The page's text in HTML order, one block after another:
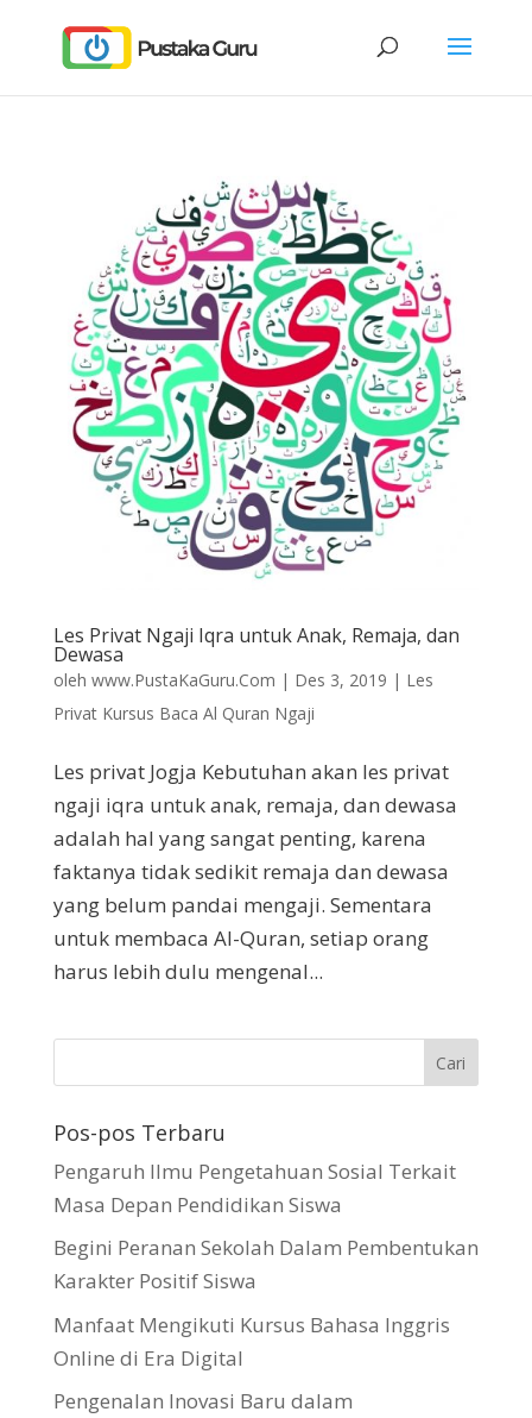
Les Privat Ngaji Iqra untuk Anak, Remaja, dan
Dewasa
oleh www.PustaKaGuru.Com | Des 3, 2019 | Les
Privat Kursus Baca Al Quran Ngaji
Les privat Jogja Kebutuhan akan les privat
ngaji iqra untuk anak, remaja, dan dewasa
adalah hal yang sangat penting, karena
faktanya tidak sedikit remaja dan dewasa
yang belum pandai mengaji. Sementara
untuk membaca Al-Quran, setiap orang
harus lebih dulu mengenal...
Pos-pos Terbaru
Pengaruh Ilmu Pengetahuan Sosial Terkait
Masa Depan Pendidikan Siswa
Begini Peranan Sekolah Dalam Pembentukan
Karakter Positif Siswa
Manfaat Mengikuti Kursus Bahasa Inggris
Online di Era Digital
Pengenalan Inovasi Baru dalam